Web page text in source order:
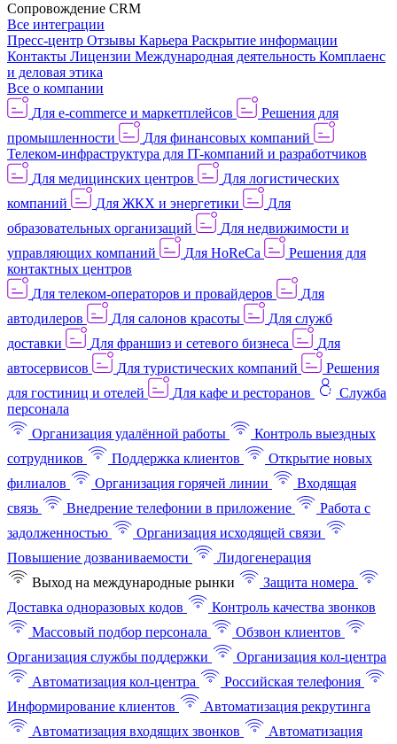
Сопровождение CRM
Все интеграции
Пресс-центр Отзывы Карьера Раскрытие информации
Контакты Лицензии Международная деятельность Комплаенс
и деловая этика
Все о компании
Для e-commerce и маркетплейсов
Решения для
промышленности
Для финансовых компаний
Телеком-инфраструктура для IT-компаний и разработчиков
Для медицинских центров
Для логистических
компаний
Для ЖКХ и энергетики
Для
образовательных организаций
Для недвижимости и
управляющих компаний
Для HoReCa
Решения для
контактных центров
Для телеком-операторов и провайдеров
Для
автодилеров
Для салонов красоты
Для служб
доставки
Для франшиз и сетевого бизнеса
Для
автосервисов
Для туристических компаний
Решения
для гостиниц и отелей
Для кафе и ресторанов
Служба
персонала
Организация удалённой работы
Контроль выездных
сотрудников
Поддержка клиентов
Открытие новых
филиалов
Организация горячей линии
Входящая
связь
Внедрение телефонии в приложение
Работа с
задолженностью
Организация исходящей связи
Повышение дозваниваемости
Лидогенерация
Выход на международные рынки
Защита номера
Доставка одноразовых кодов
Контроль качества звонков
Массовый подбор персонала
Обзвон клиентов
Организация службы поддержки
Организация кол-центра
Автоматизация кол-центра
Российская телефония
Информирование клиентов
Автоматизация рекрутинга
Автоматизация входящих звонков
Автоматизация